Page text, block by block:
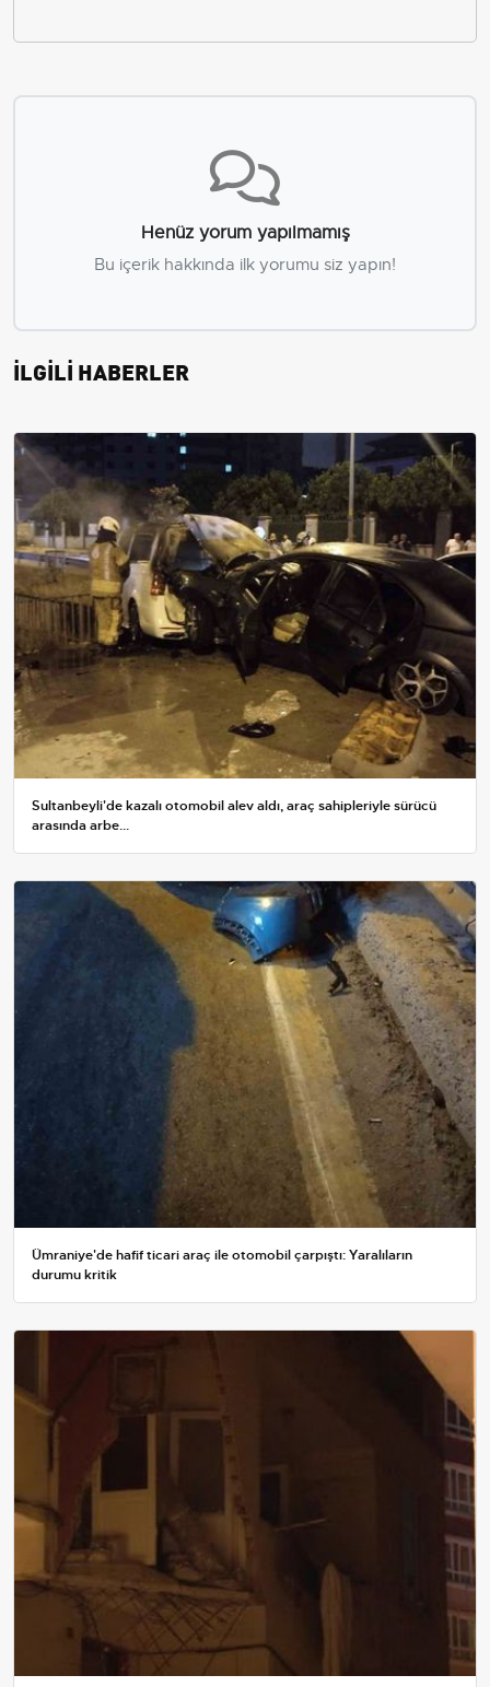
Henüz yorum yapılmamış
Bu içerik hakkında ilk yorumu siz yapın!
İLGİLİ HABERLER
Sultanbeyli'de kazalı otomobil alev aldı, araç sahipleriyle sürücü
arasında arbe...
Ümraniye'de hafif ticari araç ile otomobil çarpıştı: Yaralıların
durumu kritik